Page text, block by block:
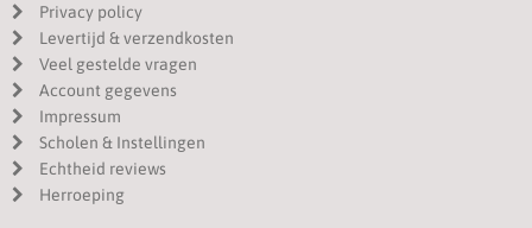
Privacy policy
Levertijd & verzendkosten
Veel gestelde vragen
Account gegevens
Impressum
Scholen & Instellingen
Echtheid reviews
Herroeping